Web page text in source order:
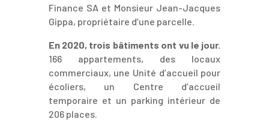
Finance SA et Monsieur Jean-Jacques
Gippa, propriétaire d’une parcelle.
En 2020, trois bâtiments ont vu le jour.
166 appartements, des locaux
commerciaux, une Unité d’accueil pour
écoliers, un Centre d’accueil
temporaire et un parking intérieur de
206 places.